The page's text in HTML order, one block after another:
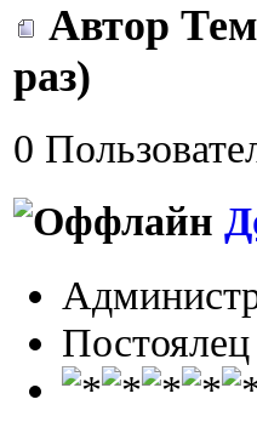
Автор
раз)
0
Постоялец